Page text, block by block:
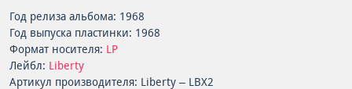
Год релиза альбома: 1968
Год выпуска пластинки: 1968
Формат носителя: LP
Лейбл: Liberty
Артикул производителя: Liberty – LBX2